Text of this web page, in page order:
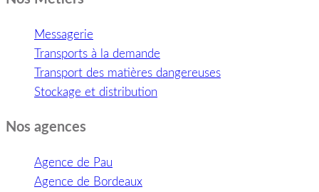
Messagerie
Transports à la demande
Transport des matières dangereuses
Stockage et distribution
Nos agences
Agence de Pau
Agence de Bordeaux